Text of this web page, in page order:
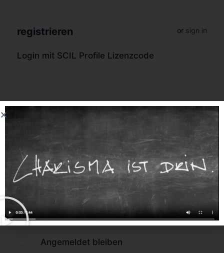
registrieren or sign in
Login mit SCIL Profile Lizenzcode
Forgot Password?
Angemeldet bleiben